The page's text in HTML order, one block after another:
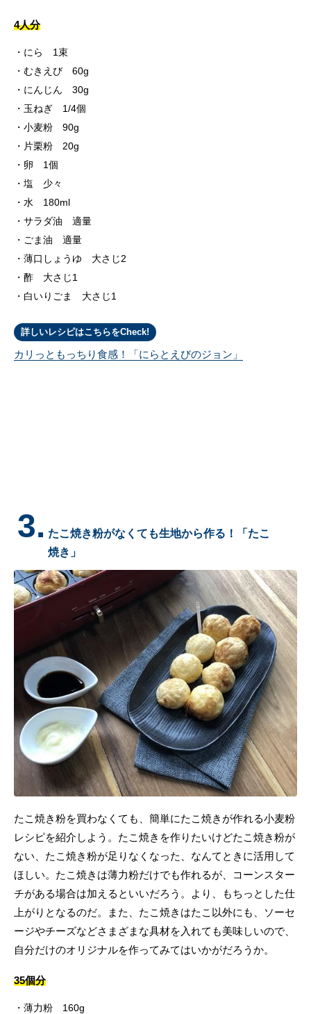
4人分
にら 1束
むきえび 60g
にんじん 30g
玉ねぎ 1/4個
小麦粉 90g
片栗粉 20g
卵 1個
塩 少々
水 180ml
サラダ油 適量
ごま油 適量
薄口しょうゆ 大さじ2
酢 大さじ1
白いりごま 大さじ1
詳しいレシピはこちらをCheck!
カリっともっちり食感！「にらとえびのジョン」
3. たこ焼き粉がなくても生地から作る！「たこ
焼き」
たこ焼き粉を買わなくても、簡単にたこ焼きが作れる小麦粉
レシピを紹介しよう。たこ焼きを作りたいけどたこ焼き粉が
ない、たこ焼き粉が足りなくなった、なんてときに活用して
ほしい。たこ焼きは薄力粉だけでも作れるが、コーンスター
チがある場合は加えるといいだろう。より、もちっとした仕
上がりとなるのだ。また、たこ焼きはたこ以外にも、ソーセ
ージやチーズなどさまざまな具材を入れても美味しいので、
自分だけのオリジナルを作ってみてはいかがだろうか。
35個分
薄力粉 160g